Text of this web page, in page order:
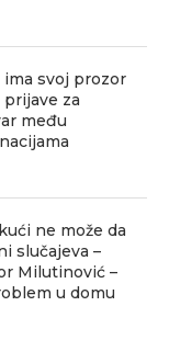
svoj prozor
prijave za
među
ne može da
slučajeva –
Milutinović –
u domu